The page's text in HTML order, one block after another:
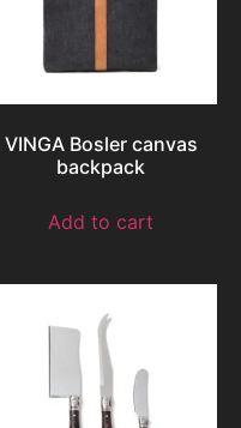
VINGA Bosler canvas
backpack
Add to cart